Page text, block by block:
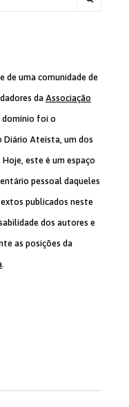
de uma comunidade de
daAssociação
domínio foi o
Diário Ateísta, um dos
este é um espaço
pessoal daqueles
publicados neste
dos autores e
as posições da
.